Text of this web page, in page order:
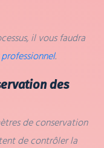
il vous faudra
.
des
de conservation
de contrôler la